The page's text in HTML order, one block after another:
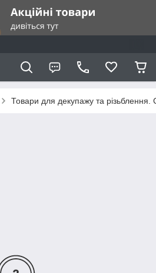
Товари для декупажу та різьблення.